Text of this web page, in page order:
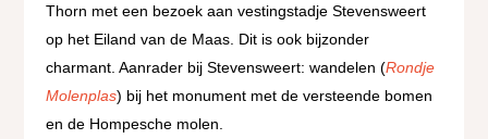
Thorn met een bezoek aan vestingstadje Stevensweert
op het Eiland van de Maas. Dit is ook bijzonder
charmant. Aanrader bij Stevensweert: wandelen (Rondje
Molenplas) bij het monument met de versteende bomen
en de Hompesche molen.